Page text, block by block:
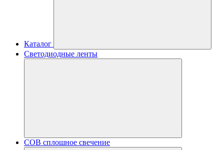
Каталог
Светодиодные ленты
COB сплошное свечение